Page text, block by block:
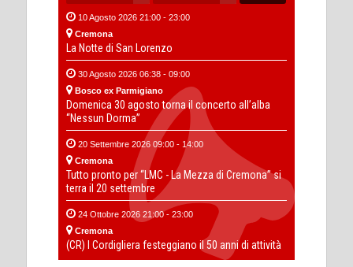
10 Agosto 2026 21:00 - 23:00
Cremona
La Notte di San Lorenzo
30 Agosto 2026 06:38 - 09:00
Bosco ex Parmigiano
Domenica 30 agosto torna il concerto all’alba
“Nessun Dorma”
20 Settembre 2026 09:00 - 14:00
Cremona
Tutto pronto per “LMC - La Mezza di Cremona” si
terra il 20 settembre
24 Ottobre 2026 21:00 - 23:00
Cremona
(CR) I Cordigliera festeggiano il 50 anni di attività